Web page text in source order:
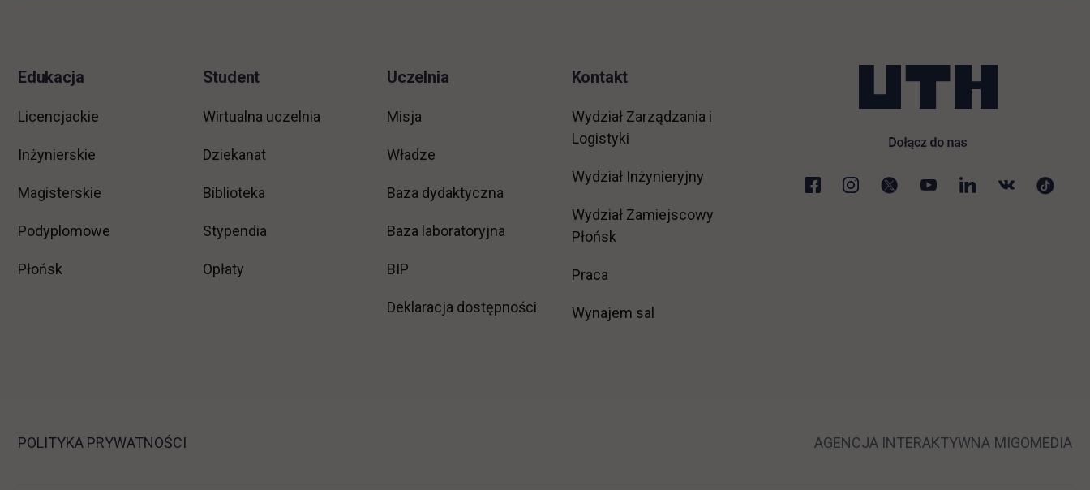
Edukacja
Licencjackie
Inżynierskie
Magisterskie
Podyplomowe
Płońsk
Student
Wirtualna uczelnia
Dziekanat
Biblioteka
Stypendia
Opłaty
Uczelnia
Misja
Władze
Baza dydaktyczna
Baza laboratoryjna
BIP link otwiera się w nowej karcie
Deklaracja dostępności
Kontakt
Wydział Zarządzania i
Logistyki
Wydział Inżynieryjny
Wydział Zamiejscowy
Płońsk
Pracalink otwiera się w nowej karcie
Wynajem sal
POLITYKA PRYWATNOŚCI AGENCJA INTERAKTYWNA LINK
MIGOMEDIA